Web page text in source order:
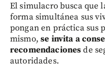
El simulacro busca que
forma simultánea sus
pongan en práctica sus
mismo,se invita a
recomendacionesde
autoridades.